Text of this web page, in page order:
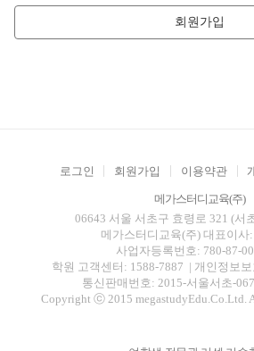
회원가입
로그인 회원가입 이용약관
메가스터디교육(주)
06643 서울 서초구 효령로 321 (서
메가스터디교육(주) 대표이사
사업자등록번호: 780-87-
학원 고객센터: 1588-7887 | 개인정보
통신판매번호: 2015-서울서초-
Copyright ⓒ 2015 megastudyEdu.Co.Ltd.